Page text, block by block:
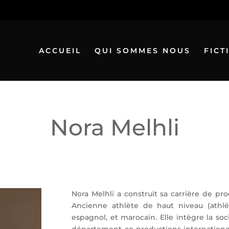
ACCUEIL QUI SOMMES NOUS
Nora Melhli
Nora Melhli a construit sa carrière de
Ancienne athlète de haut niveau
espagnol, et marocain. Elle intègre la